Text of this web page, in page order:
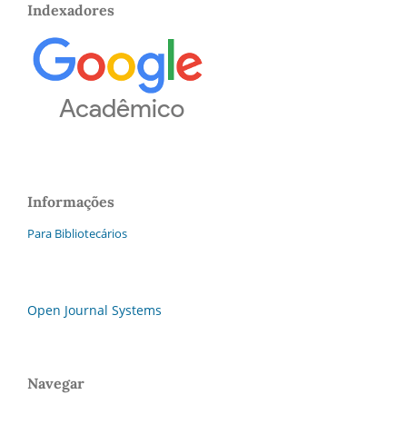
Indexadores
Informações
Para Bibliotecários
Open Journal Systems
Navegar